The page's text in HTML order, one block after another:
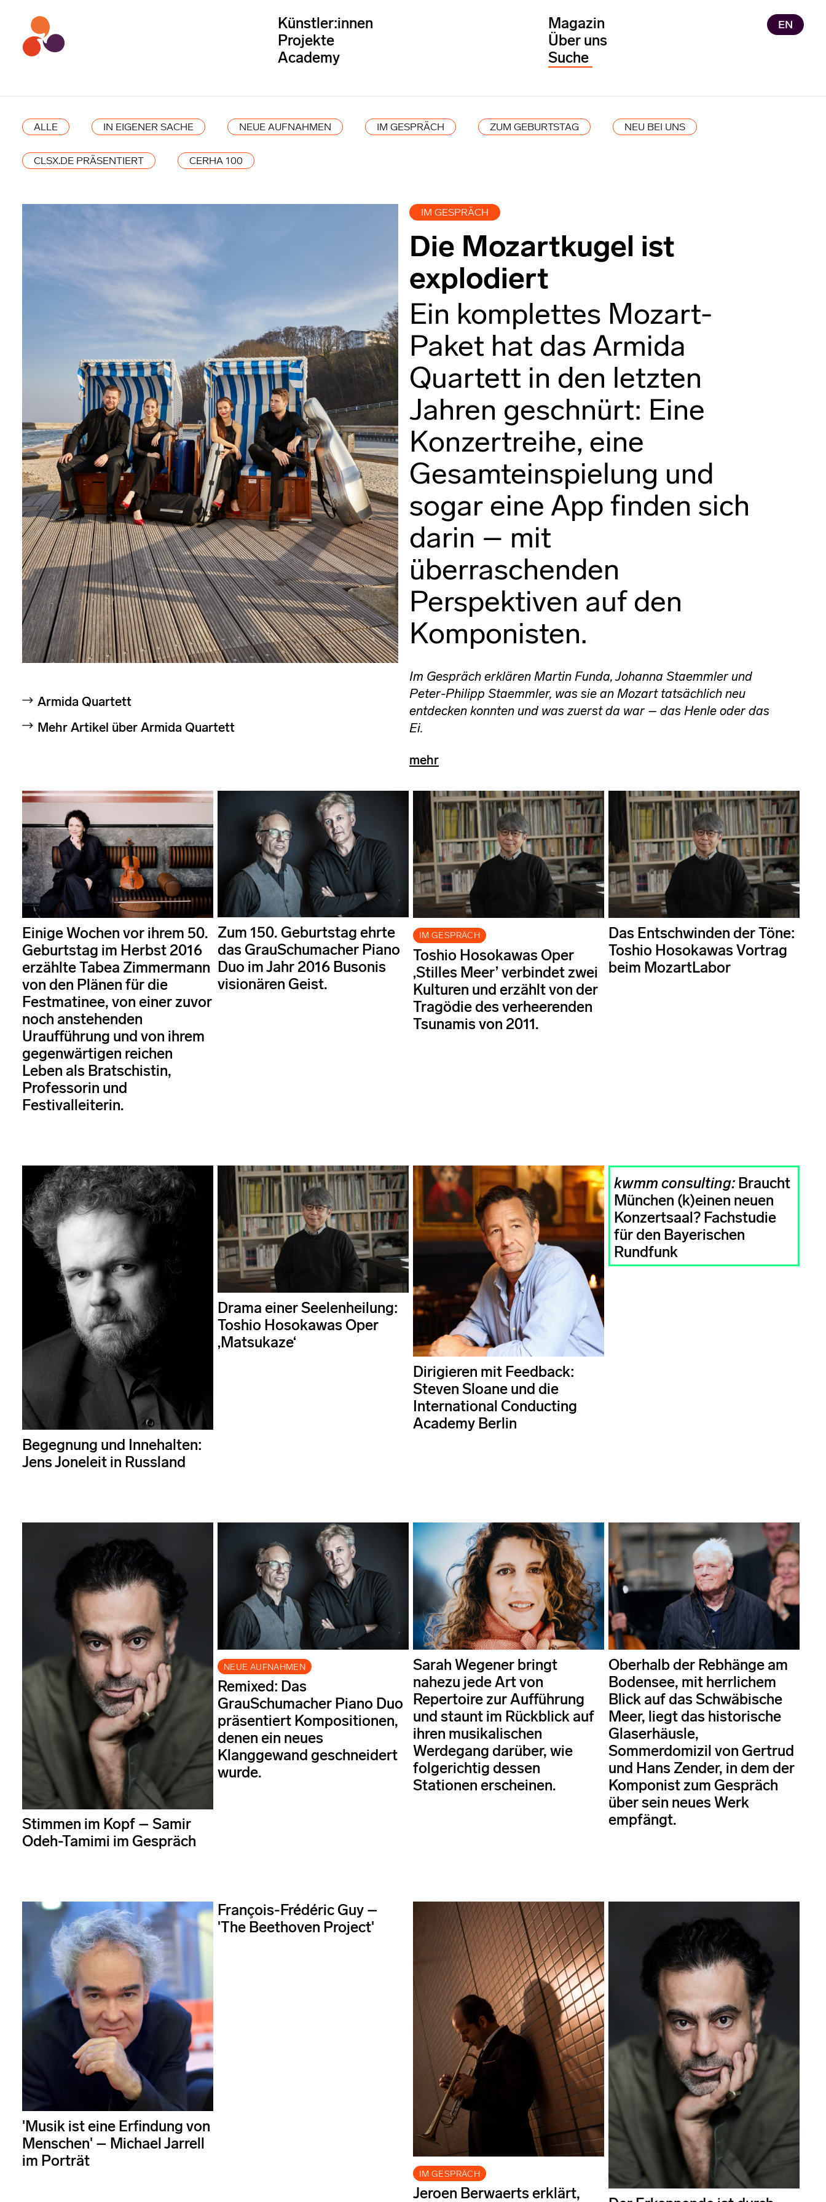
Künstler:innen
Projekte
Academy
Magazin
Über uns
EN
ALLE IN EIGENER SACHE NEUE AUFNAHMEN IM GESPRÄCH ZUM GEBURTSTAG NEU BEI UNS
CLSX.DE PRÄSENTIERT CERHA 100
Armida Quartett
Mehr Artikel über Armida Quartett
IM GESPRÄCH
Die Mozartkugel ist
explodiert
Ein komplettes Mozart-
Paket hat das Armida
Quartett in den letzten
Jahren geschnürt: Eine
Konzertreihe, eine
Gesamteinspielung und
sogar eine App finden sich
darin – mit
überraschenden
Perspektiven auf den
Komponisten.
Im Gespräch erklären Martin Funda, Johanna Staemmler und
Peter-Philipp Staemmler, was sie an Mozart tatsächlich neu
entdecken konnten und was zuerst da war – das Henle oder das
Ei.
mehr
Einige Wochen vor ihrem 50.
Geburtstag im Herbst 2016
erzählte Tabea Zimmermann
von den Plänen für die
Festmatinee, von einer zuvor
noch anstehenden
Uraufführung und von ihrem
gegenwärtigen reichen
Leben als Bratschistin,
Professorin und
Festivalleiterin.
Zum 150. Geburtstag ehrte
das GrauSchumacher Piano
Duo im Jahr 2016 Busonis
visionären Geist.
IM GESPRÄCH
Toshio Hosokawas Oper
‚Stilles Meer’ verbindet zwei
Kulturen und erzählt von der
Tragödie des verheerenden
Tsunamis von 2011.
Das Entschwinden der Töne:
Toshio Hosokawas Vortrag
beim MozartLabor
Begegnung und Innehalten:
Jens Joneleit in Russland
Drama einer Seelenheilung:
Toshio Hosokawas Oper
‚Matsukaze‘
Dirigieren mit Feedback:
Steven Sloane und die
International Conducting
Academy Berlin
kwmm consulting: Braucht
München (k)einen neuen
Konzertsaal? Fachstudie
für den Bayerischen
Rundfunk
Stimmen im Kopf – Samir
Odeh-Tamimi im Gespräch
NEUE AUFNAHMEN
Remixed: Das
GrauSchumacher Piano Duo
präsentiert Kompositionen,
denen ein neues
Klanggewand geschneidert
wurde.
Sarah Wegener bringt
nahezu jede Art von
Repertoire zur Aufführung
und staunt im Rückblick auf
ihren musikalischen
Werdegang darüber, wie
folgerichtig dessen
Stationen erscheinen.
Oberhalb der Rebhänge am
Bodensee, mit herrlichem
Blick auf das Schwäbische
Meer, liegt das historische
Glaserhäusle,
Sommerdomizil von Gertrud
und Hans Zender, in dem der
Komponist zum Gespräch
über sein neues Werk
empfängt.
'Musik ist eine Erfindung von
Menschen' – Michael Jarrell
im Porträt
François-Frédéric Guy –
'The Beethoven Project'
IM GESPRÄCH
Jeroen Berwaerts erklärt,